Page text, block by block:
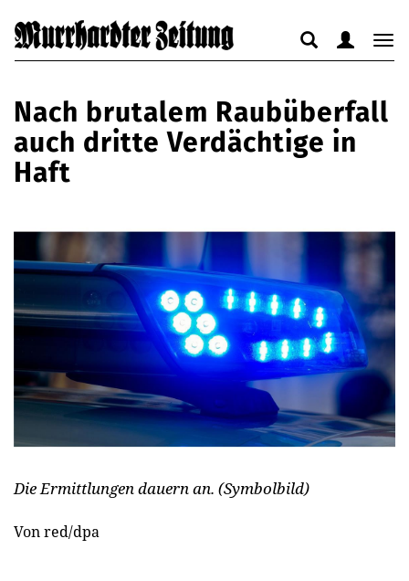
anzeigen
verbergen
Suche
anzeigen
verbergen
Nach brutalem Raubüberfall
auch dritte Verdächtige in
Haft
Die Ermittlungen dauern an. (Symbolbild)
Von red/dpa